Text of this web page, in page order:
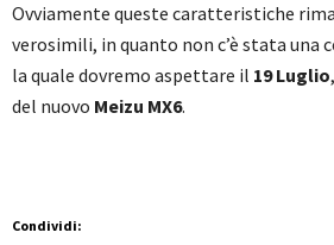
Ovviamente queste caratteristiche
verosimili, in quanto non c’è stata una
la quale dovremo aspettare il 19 Luglio
del nuovo Meizu MX6.
Condividi: